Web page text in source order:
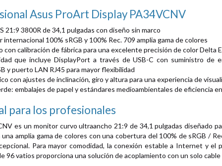
Asus ProArt Display PA34VCNV
21:9 3800R de 34,1 pulgadas con diseño sin marco
internacional 100% sRGB y 100% Rec. 709 amplia gama de colores
con calibración de fábrica para una excelente precisión de color Delta
que incluye DisplayPort a través de USB-C con suministro de
y puerto LAN RJ45 para mayor flexibilidad
con ajustes de inclinación, giro y altura para una experiencia de
embalajes de papel y estándares medioambientales de eficiencia
para los profesionales
es un monitor curvo ultraancho 21:9 de 34,1 pulgadas diseñado
amplia gama de colores con una cobertura del 100% de sRGB /
Para mayor comodidad, la conexión estable a Internet y
96 vatios proporciona una solución de acoplamiento con un solo cable